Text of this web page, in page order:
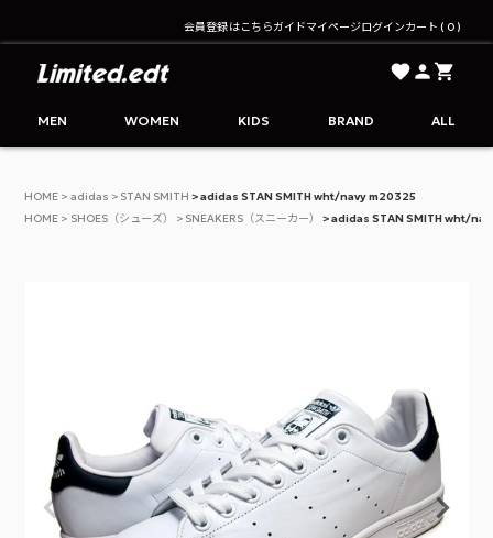
会員登録はこちらガイドマイページログインカート 0
Limited.edt - リミテッドエディション公式オンライ
MEN WOMEN KIDS BRAND ALL
HOME adidas STAN SMITH
adidas STAN SMITH wht/navy m20325
HOME
SHOES（シューズ） SNEAKERS（スニーカー） adidas STAN SMITH wht/